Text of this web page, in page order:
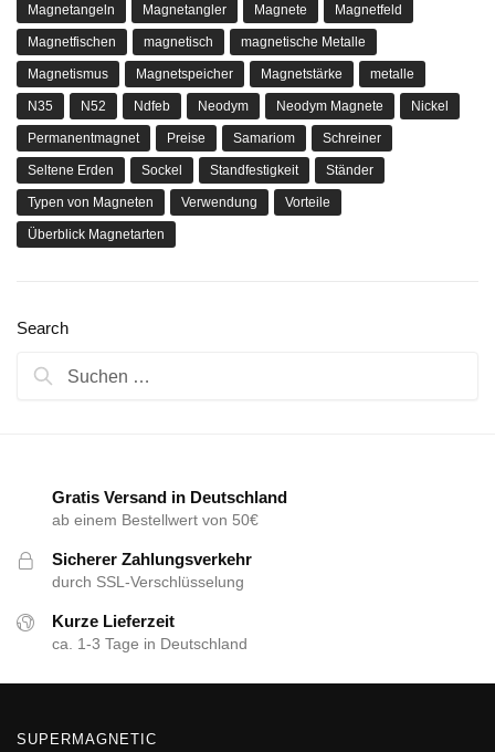
Magnetangeln Magnetangler Magnete Magnetfeld
Magnetfischen magnetisch magnetische Metalle
Magnetismus Magnetspeicher Magnetstärke metalle
N35 N52 Ndfeb Neodym Neodym Magnete Nickel
Permanentmagnet Preise Samariom Schreiner
Seltene Erden Sockel Standfestigkeit Ständer
Typen von Magneten Verwendung Vorteile
Überblick Magnetarten
Search
Suchen
Gratis Versand in Deutschland
ab einem Bestellwert von 50€
Sicherer Zahlungsverkehr
durch SSL-Verschlüsselung
Kurze Lieferzeit
ca. 1-3 Tage in Deutschland
SUPERMAGNETIC